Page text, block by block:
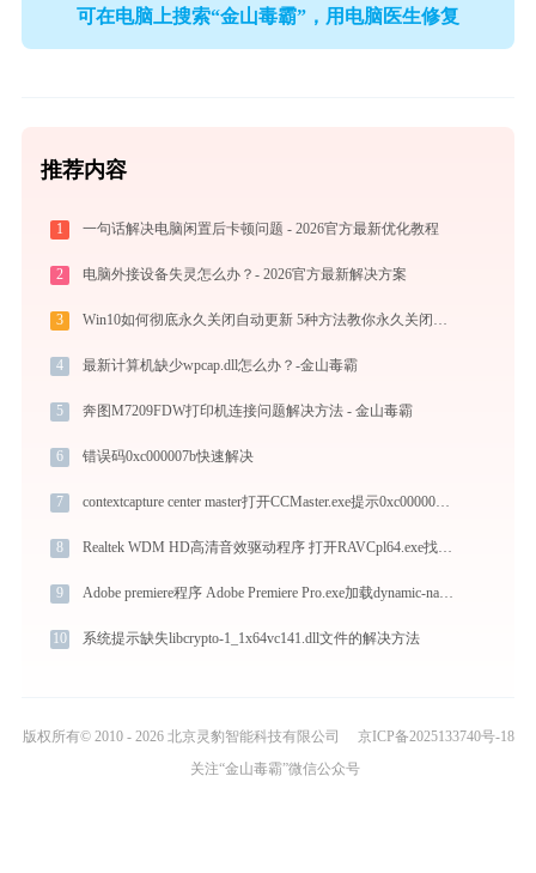
可在电脑上搜索“金山毒霸”，用电脑医生修复
推荐内容
1 一句话解决电脑闲置后卡顿问题 - 2026官方最新优化教程
2 电脑外接设备失灵怎么办？- 2026官方最新解决方案
3 Win10如何彻底永久关闭自动更新 5种方法教你永久关闭win10自动更新
4 最新计算机缺少wpcap.dll怎么办？-金山毒霸
5 奔图M7209FDW打印机连接问题解决方法 - 金山毒霸
6 错误码0xc000007b快速解决
7 contextcapture center master打开CCMaster.exe提示0xc000007b错误码怎么办
8 Realtek WDM HD高清音效驱动程序 打开RAVCpl64.exe找不到gdiplus.dll怎么办
9 Adobe premiere程序 Adobe Premiere Pro.exe加载dynamic-napi.dll文件丢失处理办法
10 系统提示缺失libcrypto-1_1x64vc141.dll文件的解决方法
版权所有© 2010 - 2026 北京灵豹智能科技有限公司
京ICP备2025133740号-18
关注“金山毒霸”微信公众号